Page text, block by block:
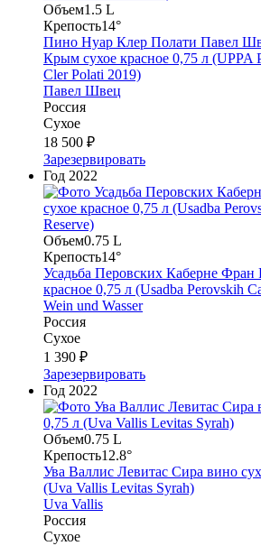
Объем1.5 L
Крепость14°
Пино Нуар Клер Полати Павел
Крым сухое красное 0,75 л (UPPA
Cler Polati 2019)
Павел Швец
Россия
Сухое
18 500 ₽
Зарезервировать
Год 2022
Объем0.75 L
Крепость14°
Усадьба Перовских Каберне Фран
красное 0,75 л (Usadba Perovskih
Wein und Wasser
Россия
Сухое
1 390 ₽
Зарезервировать
Год 2022
Объем0.75 L
Крепость12.8°
Ува Валлис Левитас Сира вино
(Uva Vallis Levitas Syrah)
Uva Vallis
Россия
Сухое